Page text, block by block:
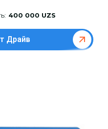
400 000 UZS
Драйв